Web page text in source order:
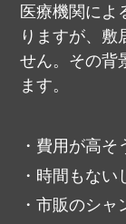
医療機関によ
りますが、敷
せん。 その背
ます。
費用が高そ
時間もない
市販のシャ